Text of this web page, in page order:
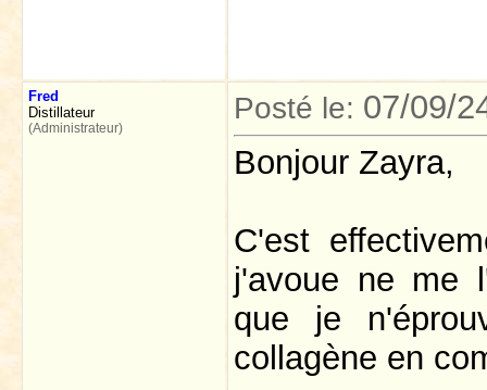
Fred
Distillateur
(Administrateur)
Posté le: 07/09/
Bonjour Zayra,
C'est
j'avoue ne me
que je
collagène en